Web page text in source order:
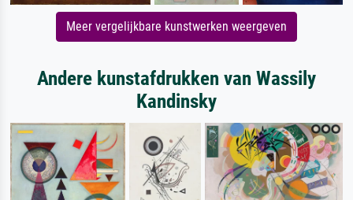
Meer vergelijkbare kunstwerken weergeven
Andere kunstafdrukken van Wassily
Kandinsky